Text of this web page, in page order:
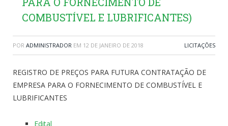
COMBUSTÍVEL E LUBRIFICANTES)
POR ADMINISTRADOR EM 12 DE JANEIRO DE 2018 LICITAÇÕES
REGISTRO DE PREÇOS PARA FUTURA CONTRATAÇÃO DE
EMPRESA PARA O FORNECIMENTO DE COMBUSTÍVEL E
LUBRIFICANTES
Edital